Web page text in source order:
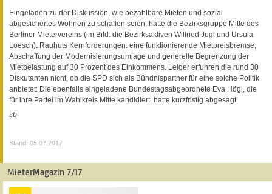
Eingeladen zu der Diskussion, wie bezahlbare Mieten und sozial
abgesichertes Wohnen zu schaffen seien, hatte die Bezirksgruppe Mitte des
Berliner Mietervereins (im Bild: die Bezirksaktiven Wilfried Jugl und Ursula
Loesch). Rauhuts Kernforderungen: eine funktionierende Mietpreisbremse,
Abschaffung der Modernisierungsumlage und generelle Begrenzung der
Mietbelastung auf 30 Prozent des Einkommens. Leider erfuhren die rund 30
Diskutanten nicht, ob die SPD sich als Bündnispartner für eine solche Politik
anbietet: Die ebenfalls eingeladene Bundestagsabgeordnete Eva Högl, die
für ihre Partei im Wahlkreis Mitte kandidiert, hatte kurzfristig abgesagt.
sb
Stand: 05.07.2017
MieterMagazin 7/17